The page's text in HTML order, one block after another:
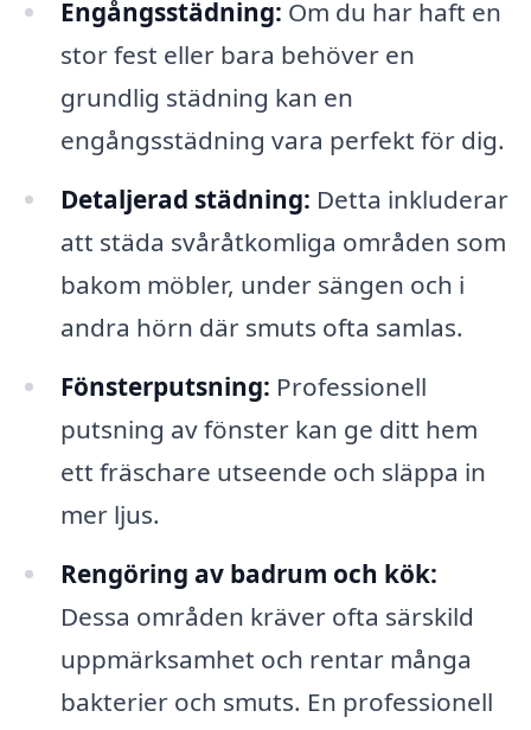
Engångsstädning: Om du har haft en
stor fest eller bara behöver en
grundlig städning kan en
engångsstädning vara perfekt för dig.
Detaljerad städning: Detta inkluderar
att städa svåråtkomliga områden som
bakom möbler, under sängen och i
andra hörn där smuts ofta samlas.
Fönsterputsning: Professionell
putsning av fönster kan ge ditt hem
ett fräschare utseende och släppa in
mer ljus.
Rengöring av badrum och kök:
Dessa områden kräver ofta särskild
uppmärksamhet och rentar många
bakterier och smuts. En professionell